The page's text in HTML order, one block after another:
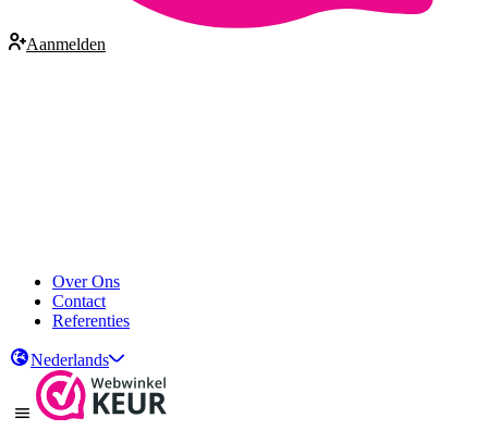
Aanmelden
Over Ons
Contact
Referenties
Nederlands